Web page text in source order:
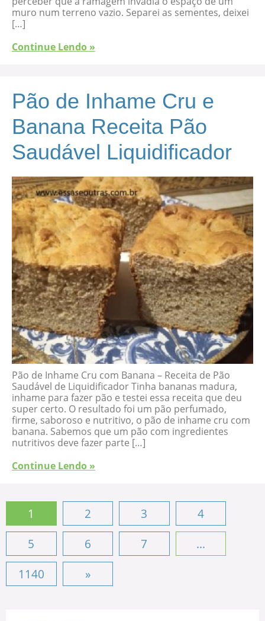
muro num terreno vazio. Separei as sementes, deixei
[…]
Continue Lendo »
Pão de Inhame Cru e
Banana Receita Pão
Saudável Liquidificador
Pão de Inhame Cru com Banana – Receita de Pão
Saudável de Liquidificador Tinha bananas madura,
inhame para fazer pão e testei essa receita que deu
super certo. O resultado foi um pão perfumado,
firme, saboroso e nutritivo, o pão de inhame cru com
banana. Sabemos que um pão com ingredientes
nutritivos deve fazer parte […]
Continue Lendo »
1 2 3
4
5
6 7
...
1140
»